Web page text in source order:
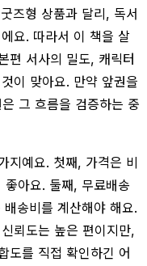
즈형 상품과 달리, 독서
요. 따라서 이 책을 살
편 서사의 밀도, 캐릭터
이 맞아요. 만약 앞권을
그 흐름을 검증하는 중
지예요. 첫째, 가격은 비
아요. 둘째, 무료배송
송비를 계산해야 해요.
뢰도는 높은 편이지만,
도를 직접 확인하긴 어